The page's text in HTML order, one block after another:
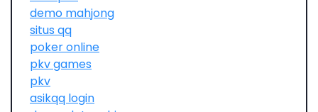
demo mahjong
situs qq
poker online
pkv games
pkv
asikqq login